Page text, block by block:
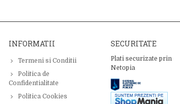
INFORMATII
Termeni si Conditii
Politica de
Confidentialitate
Politica Cookies
SECURITATE
Plati securizate prin
Netopia